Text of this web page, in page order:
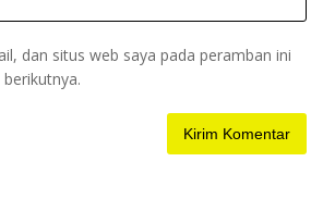
dan situs web saya pada peramban ini